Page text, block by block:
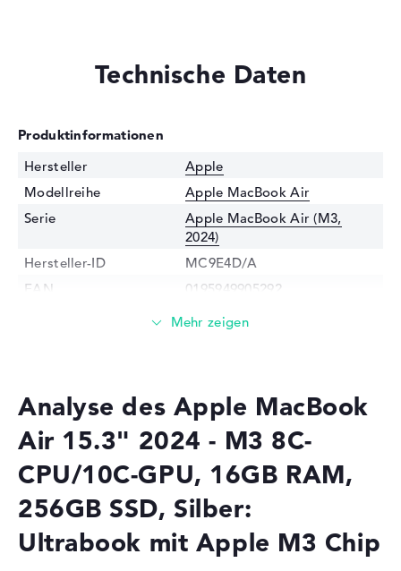
Technische Daten
Produktinformationen
Hersteller
Apple
Modellreihe
Apple MacBook Air
Serie
Apple MacBook Air (M3,
2024)
Hersteller-ID
MC9E4D/A
EAN
0195949905292
Multi-Core-
Technologie
Octa-Core
Cache
16 MB (L2-Cache)
Grafikkarte
Grafikprozessor
Apple M3 10-Core GPU
RAM
16 GB
Analyse des Apple MacBook
Air 15.3" 2024 - M3 8C-
CPU/10C-GPU, 16GB RAM,
256GB SSD, Silber:
Ultrabook mit Apple M3 Chip